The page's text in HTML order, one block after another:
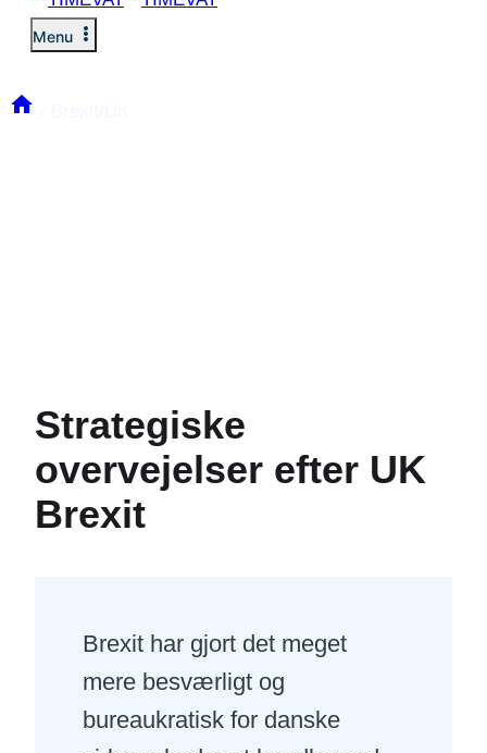
Menu
Strategiske
overvejelser efter UK
Brexit
Brexit har gjort det meget
mere besværligt og
bureaukratisk for danske